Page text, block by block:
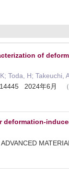
of
Toda, H; Takeuchi,
2024年6月
（
deformation-
ADVANCED